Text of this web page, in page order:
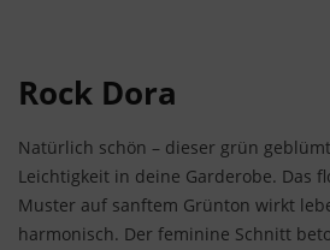
Rock Dora
Natürlich schön – dieser grün
Leichtigkeit in deine Garderobe. Das
Muster auf sanftem Grünton wirkt
harmonisch. Der feminine Schnitt